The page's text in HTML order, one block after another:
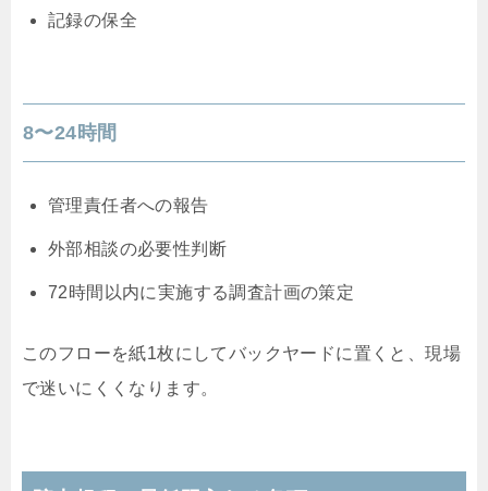
記録の保全
8〜24時間
管理責任者への報告
外部相談の必要性判断
72時間以内に実施する調査計画の策定
このフローを紙1枚にしてバックヤードに置くと、現場
で迷いにくくなります。